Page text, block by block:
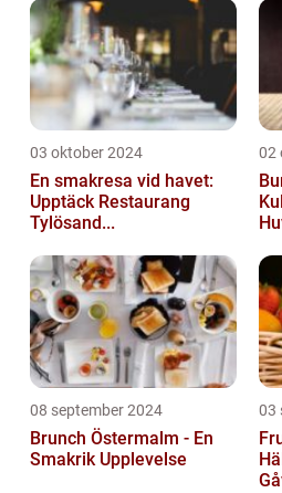
03 oktober 2024
En smakresa vid havet:
Upptäck Restaurang
Tylösand...
02
08 september 2024
Brunch Östermalm - En
Smakrik Upplevelse
03